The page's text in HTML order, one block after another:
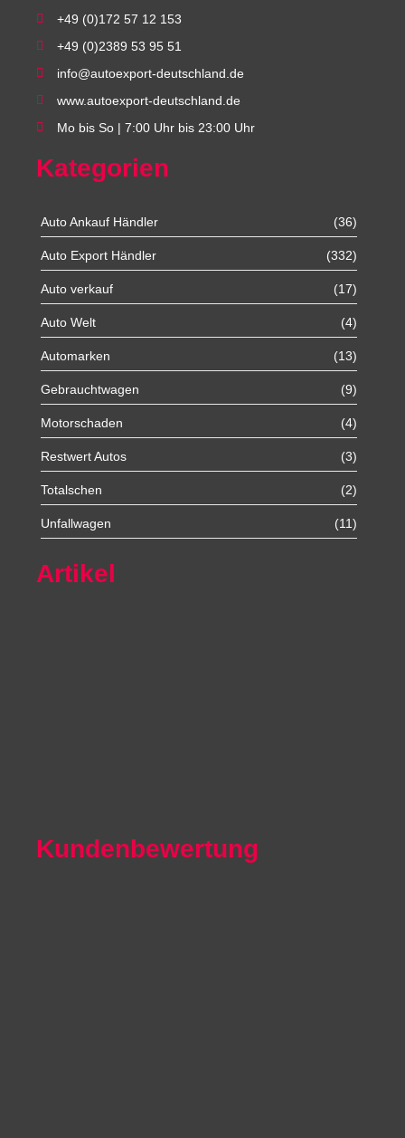
+49 (0)172 57 12 153
+49 (0)2389 53 95 51
info@autoexport-deutschland.de
www.autoexport-deutschland.de
Mo bis So | 7:00 Uhr bis 23:00 Uhr
Kategorien
Auto Ankauf Händler (36)
Auto Export Händler (332)
Auto verkauf (17)
Auto Welt (4)
Automarken (13)
Gebrauchtwagen (9)
Motorschaden (4)
Restwert Autos (3)
Totalschen (2)
Unfallwagen (11)
Artikel
Kundenbewertung